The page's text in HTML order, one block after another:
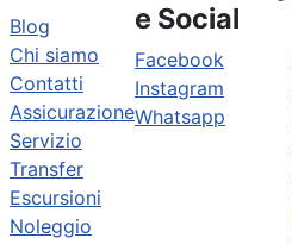
Blog
Chi siamo
Contatti
Assicurazione
Servizio
Transfer
Escursioni
Noleggio
e Social
Facebook
Instagram
Whatsapp